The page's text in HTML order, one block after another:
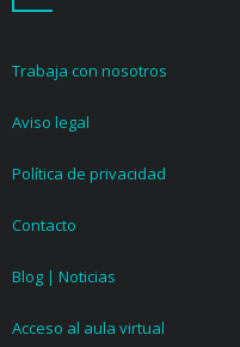
Trabaja con nosotros
Aviso legal
Política de privacidad
Contacto
Blog | Noticias
Acceso al aula virtual